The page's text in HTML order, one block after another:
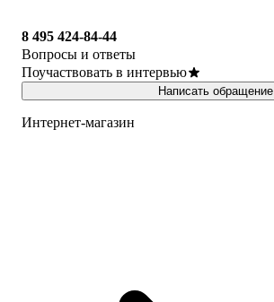
8 495 424-84-44
Вопросы и ответы
Поучаствовать в интервью
Написать обращение
Интернет-магазин